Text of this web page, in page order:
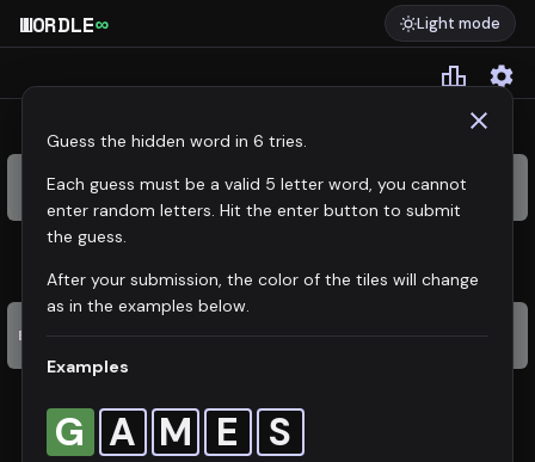
WORDLE∞ Light mode